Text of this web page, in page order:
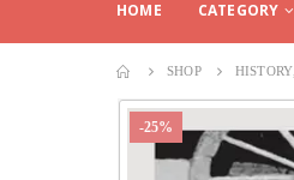
HOME CATEGORY
SHOP HISTORY
-25%